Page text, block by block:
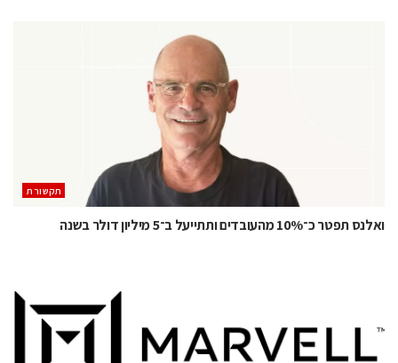
תקשורת
ואלנס תפטר כ־10% מהעובדים ותתייעל ב־5 מיליון דולר בשנה